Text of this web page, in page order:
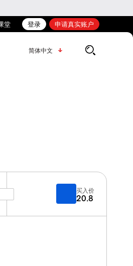
堂 登录 申请真实账户
简体中文
买入价
20.8